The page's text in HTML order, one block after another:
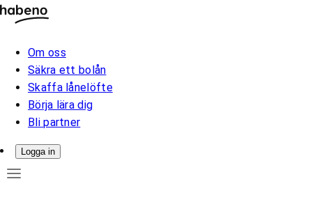
Om oss
Säkra ett bolån
Skaffa lånelöfte
Börja lära dig
Bli partner
Logga in